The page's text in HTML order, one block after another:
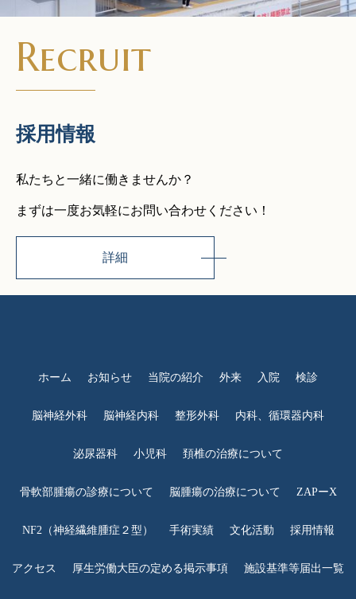
Recruit
採用情報
私たちと一緒に働きませんか？
まずは一度お気軽にお問い合わせください！
詳細
ホーム お知らせ 当院の紹介 外来 入院 検診
脳神経外科 脳神経内科 整形外科 内科、循環器内科
泌尿器科 小児科 頚椎の治療について
骨軟部腫瘍の診療について 脳腫瘍の治療について ZAPーX
NF2（神経繊維腫症２型） 手術実績 文化活動 採用情報
アクセス 厚生労働大臣の定める掲示事項 施設基準等届出一覧